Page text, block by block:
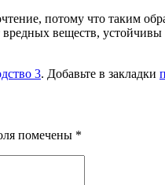
потому что таким
веществ,
3. Добавьте в закладки
помечены *